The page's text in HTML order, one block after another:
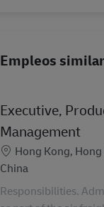
Empleos
Executive,
Management
Ubicación
Hong Kong,
China
Responsibilities.